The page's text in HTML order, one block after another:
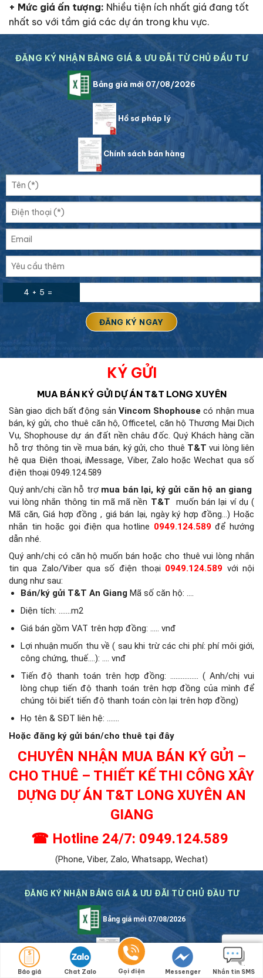
+ Mức giá ấn tượng: Nhiều tiện ích nhất giá đang tốt
nhất so với tầm giá các dự án trong khu vực.
ĐĂNG KÝ NHẬN BẢNG GIÁ & ƯU ĐÃI TỪ CHỦ ĐẦU TƯ
Bảng giá mới 07/08/2026
Hồ sơ pháp lý
Chính sách bán hàng
4 + 5 =
KÝ GỬI
MUA BÁN KÝ GỬI DỰ ÁN T&T LONG XUYÊN
Sàn giao dịch bất động sản Vincom Shophouse có nhận mua
bán, ký gửi, cho thuê căn hộ, Officetel, căn hộ Thương Mại Dịch
Vụ, Shophouse dự án đất nền châu đốc. Quý Khách hàng cần
hỗ trợ thông tin về mua bán, ký gửi, cho thuê T&Tvui lòng liên
hệ qua Điện thoại, iMessage, Viber, Zalo hoặc Wechat qua số
điện thoại 0949.124.589
Quý anh/chị cần hỗ trợ mua bán lại, ký gửi căn hộ an giang
vui lòng nhắn thông tin mã mã nền T&T
muốn bán lại ví dụ (
Mã căn, Giá hợp đồng , giá bán lại, ngày ký hợp đồng…) Hoặc
nhắn tin hoặc gọi điện qua hotline 0949.124.589để hướng
dẫn nhé.
Quý anh/chị có căn hộ muốn bán hoặc cho thuê vui lòng nhắn
tin qua Zalo/Viber qua số điện thoại 0949.124.589 với nội
dung như sau:
Bán/ký gửi T&T An Giang Mã số căn hộ: ….
Diện tích: …….m2
Giá bán gồm VAT trên hợp đồng: ….. vnđ
Lợi nhuận muốn thu về ( sau khi trừ các chi phí: phí môi giới,
công chứng, thuế….): …. vnđ
Tiến độ thanh toán trên hợp đồng: ……………. ( Anh/chị vui
lòng chụp tiến độ thanh toán trên hợp đồng của mình để
chúng tôi biết tiến độ thanh toán còn lại trên hợp đồng)
Họ tên & SĐT liên hệ: …….
Hoặc đăng ký gửi bán/cho thuê tại đây
CHUYÊN NHẬN MUA BÁN KÝ GỬI –
CHO THUÊ – THIẾT KẾ THI CÔNG XÂY
DỰNG DỰ ÁN T&T LONG XUYÊN AN
GIANG
☎ Hotline 24/7: 0949.124.589
(Phone, Viber, Zalo, Whatsapp, Wechat)
ĐĂNG KÝ NHẬN BẢNG GIÁ & ƯU ĐÃI TỪ CHỦ ĐẦU TƯ
Bảng giá mới 07/08/2026
Hồ sơ pháp lý
Báo giá Chat Zalo Gọi điện Messenger Nhắn tin SMS